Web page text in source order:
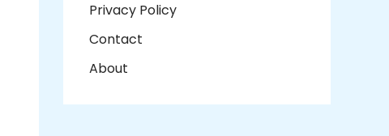
Privacy Policy
Contact
About